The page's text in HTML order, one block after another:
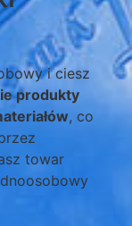
i ciesz
produkty
, co
towar